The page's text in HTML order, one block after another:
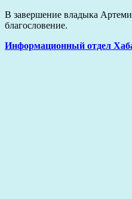
В завершение владыка
благословение.
Информационный отдел